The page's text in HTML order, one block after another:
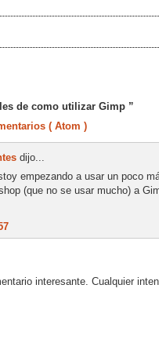
de como utilizar Gimp ”
( Atom )
dijo...
empezando a usar un poco
(que no se usar mucho) a
interesante. Cualquier